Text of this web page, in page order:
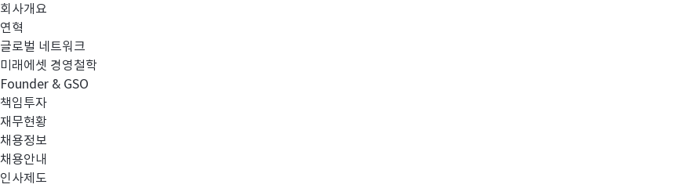
회사개요
연혁
글로벌 네트워크
미래에셋 경영철학
Founder & GSO
책임투자
재무현황
채용정보
채용안내
인사제도
이전글
다음글
목록보기